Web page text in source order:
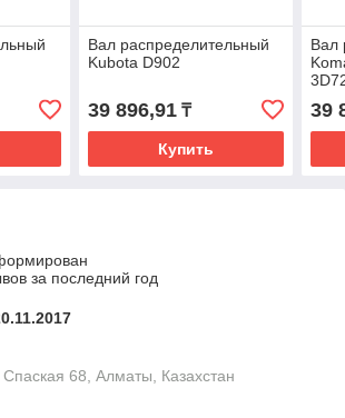
Вал распределительный
Kubota D902
39 896,91₸
Купить
Вал
39
за последний год
68, Алматы, Казахстан